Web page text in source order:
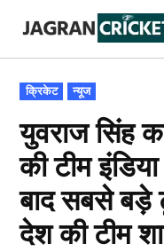
content
POSTED
IN
क्रिकेट न्यूज
युवराज सिंह
की टीम
बाद सबसे बड़े
देश की टीम